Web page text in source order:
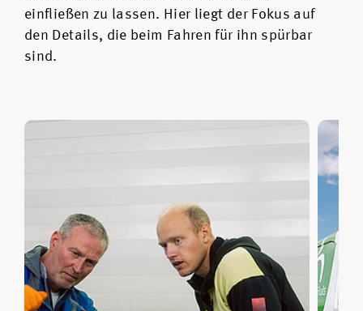
einfließen zu lassen. Hier liegt der Fokus auf
den Details, die beim Fahren für ihn spürbar
sind.